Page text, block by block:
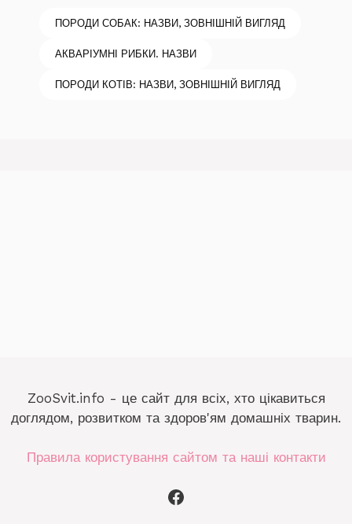
ПОРОДИ СОБАК: НАЗВИ, ЗОВНІШНІЙ ВИГЛЯД
АКВАРІУМНІ РИБКИ. НАЗВИ
ПОРОДИ КОТІВ: НАЗВИ, ЗОВНІШНІЙ ВИГЛЯД
ZooSvit.info - це сайт для всіх, хто цікавиться
доглядом, розвитком та здоров'ям домашніх тварин.
Правила користування сайтом та наші контакти
Facebook